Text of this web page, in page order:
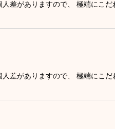
差がありますので、 極端にこ
差がありますので、 極端にこ